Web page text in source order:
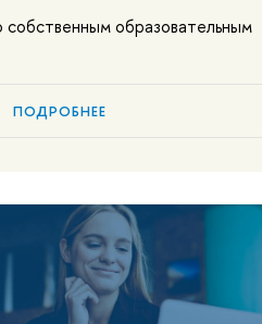
образовательным
ПОДРОБНЕЕ